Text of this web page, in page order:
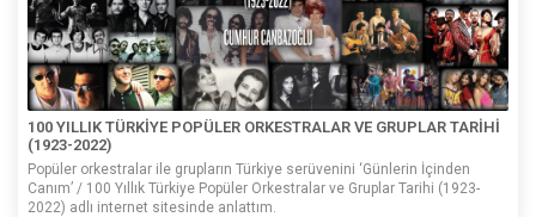
100 YILLIK TÜRKİYE POPÜLER ORKESTRALAR VE GRUPLAR TARİHİ
(1923-2022)
Popüler orkestralar ile grupların Türkiye serüvenini ‘Günlerin İçinden
Canım’ / 100 Yıllık Türkiye Popüler Orkestralar ve Gruplar Tarihi (1923-
2022) adlı internet sitesinde anlattım.